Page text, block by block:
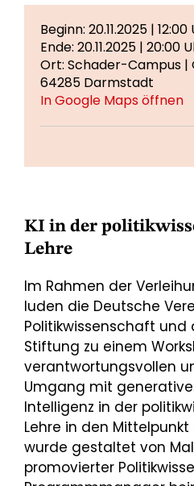
Beginn: 20.11.2025 | 12:00
Ende: 20.11.2025 | 20:00
Ort: Schader-Campus |
64285 Darmstadt
In Google Maps öffnen
KI in der
Lehre
Im Rahmen der
luden die Deutsche
Politikwissenschaft und
Stiftung zu einem
verantwortungsvollen
Umgang mit
Intelligenz in der
Lehre in den Mittelpunkt
wurde gestaltet von
promovierter